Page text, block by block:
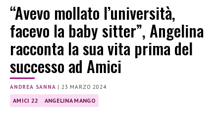
“Avevo mollato l’università,
facevo la baby sitter”, Angelina
racconta la sua vita prima del
successo ad Amici
ANDREA SANNA | 23 MARZO 2024
AMICI 22 ANGELINA MANGO